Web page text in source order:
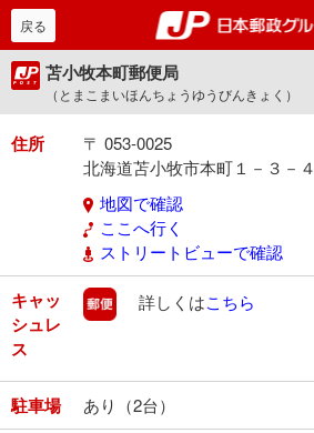
戻る
苫小牧本町郵便局
（とまこまいほんちょうゆうびんきょく）
住所
〒 053-0025
北海道苫小牧市本町１－３－４
地図で確認
ここへ行く
ストリートビューで確認
キャッ
シュレ
ス
郵便
詳しくはこちら
駐車場 あり（2台）